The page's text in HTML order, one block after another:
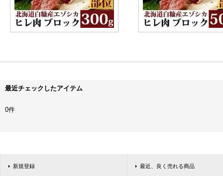
最近チェックしたアイテム
0件
新規登録 最近、良く売れる商品